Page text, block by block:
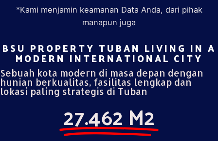
*Kami menjamin keamanan Data Anda, dari pihak
manapun juga
BSU PROPERTY TUBAN LIVING IN A
MODERN INTERNATIONAL CITY​
Sebuah kota modern di masa depan dengan
hunian berkualitas, fasilitas lengkap dan
lokasi paling strategis di Tuban
27.462 M2